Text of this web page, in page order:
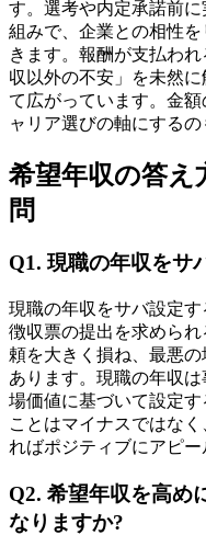
す。選考や内定承諾前
組みで、企業との相性
きます。報酬が支払わ
収以外の不安」を未然
て広がっています。金
ャリア選びの軸にする
希望年収の答
問
Q1. 現職の年収をサ
現職の年収をサバ設定
徴収票の提出を求めら
頼を大きく損ね、最悪
あります。現職の年収
場価値に基づいて設定
ことはマイナスではな
ればポジティブにアピー
Q2. 希望年収を高め
なりますか?